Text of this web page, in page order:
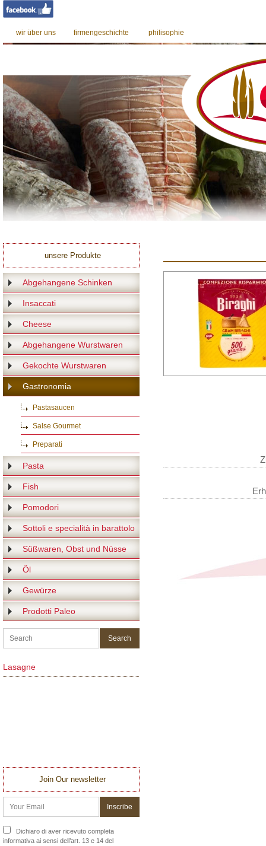
wir über uns firmengeschichte philisophie
0
unsere Produkte
Abgehangene Schinken
Insaccati
Cheese
Abgehangene Wurstwaren
Gekochte Wurstwaren
Gastronomia
Pastasaucen
Salse Gourmet
Preparati
Pasta
Fish
Pomodori
Sottoli e specialità in barattolo
Süßwaren, Obst und Nüsse
Öl
Gewürze
Prodotti Paleo
Lasagne
Join Our newsletter
Dichiaro di aver ricevuto completa
informativa ai sensi dell’art. 13 e 14 del